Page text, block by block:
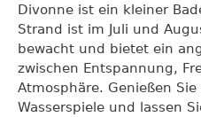
Divonne ist ein kleiner
Strand ist im Juli und
bewacht und bietet ein
zwischen Entspannung,
Atmosphäre. Genießen
Wasserspiele und lassen